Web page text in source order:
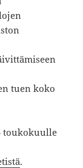
tuen koko
toukokuulle
.